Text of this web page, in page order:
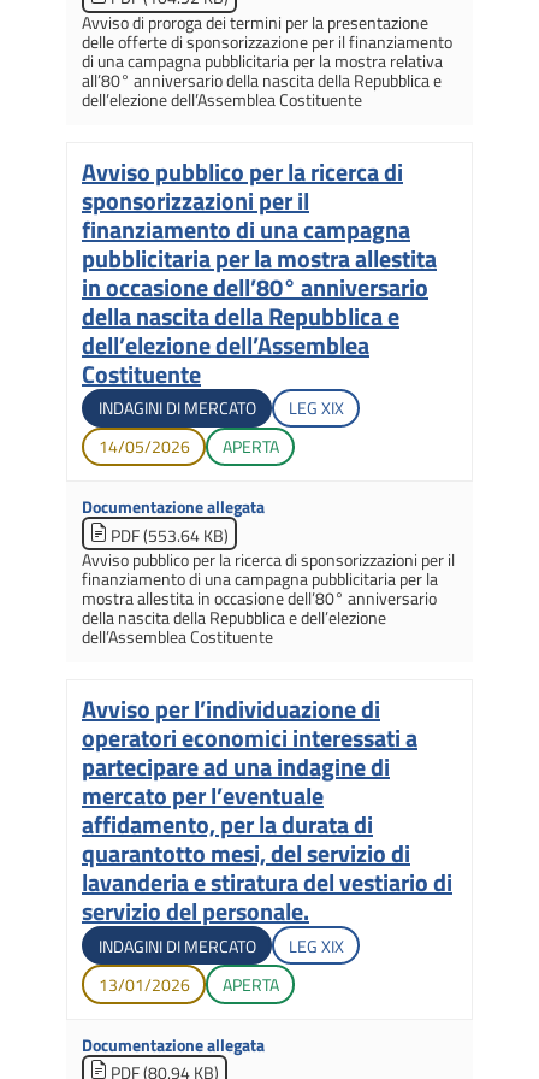
Avviso di proroga dei termini per la presentazione
delle offerte di sponsorizzazione per il finanziamento
di una campagna pubblicitaria per la mostra relativa
all’80° anniversario della nascita della Repubblica e
dell’elezione dell’Assemblea Costituente
Titolo
Avviso pubblico per la ricerca di
sponsorizzazioni per il
finanziamento di una campagna
pubblicitaria per la mostra allestita
in occasione dell’80° anniversario
della nascita della Repubblica e
dell’elezione dell’Assemblea
Costituente
Tipologia di gara
INDAGINI DI MERCATO Legislatura di apertura
LEGXIX
Data di apertura
14/05/2026 Stato gara
APERTA
Documentazione allegata
PDF (553.64 KB)
Avviso pubblico per la ricerca di sponsorizzazioni per il
finanziamento di una campagna pubblicitaria per la
mostra allestita in occasione dell’80° anniversario
della nascita della Repubblica e dell’elezione
dell’Assemblea Costituente
Titolo
Avviso per l’individuazione di
operatori economici interessati a
partecipare ad una indagine di
mercato per l’eventuale
affidamento, per la durata di
quarantotto mesi, del servizio di
lavanderia e stiratura del vestiario di
servizio del personale.
Tipologia di gara
INDAGINI DI MERCATO Legislatura di apertura
LEGXIX
Data di apertura
13/01/2026 Stato gara
APERTA
Documentazione allegata
PDF (80.94 KB)